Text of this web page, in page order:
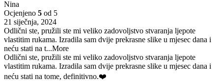
Nina
Ocjenjeno 5 od 5
21 siječnja, 2024
Odlični ste, pružili ste mi veliko zadovoljstvo stvaranja ljepote
vlastitim rukama. Izradila sam dvije prekrasne slike u mjesec dana i
neću stati na t...More
Odlični ste, pružili ste mi veliko zadovoljstvo stvaranja ljepote
vlastitim rukama. Izradila sam dvije prekrasne slike u mjesec dana i
neću stati na tome, definitivno.❤️